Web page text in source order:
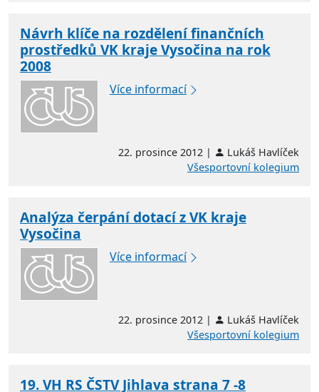
Návrh klíče na rozdělení finančních
prostředků VK kraje Vysočina na rok
2008
Více informací
22. prosince 2012 |
Lukáš Havlíček
Všesportovní kolegium
Analýza čerpání dotací z VK kraje
Vysočina
Více informací
22. prosince 2012 |
Lukáš Havlíček
Všesportovní kolegium
19. VH RS ČSTV Jihlava strana 7 -8